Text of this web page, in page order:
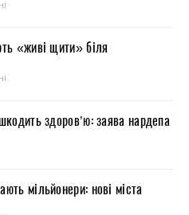
«живі щити» біля
здоров’ю: заява нардепа
мільйонери: нові міста